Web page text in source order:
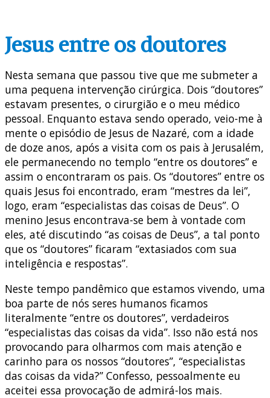
Jesus entre os doutores
Nesta semana que passou tive que me submeter a
uma pequena intervenção cirúrgica. Dois “doutores”
estavam presentes, o cirurgião e o meu médico
pessoal. Enquanto estava sendo operado, veio-me à
mente o episódio de Jesus de Nazaré, com a idade
de doze anos, após a visita com os pais à Jerusalém,
ele permanecendo no templo “entre os doutores” e
assim o encontraram os pais. Os “doutores” entre os
quais Jesus foi encontrado, eram “mestres da lei”,
logo, eram “especialistas das coisas de Deus”. O
menino Jesus encontrava-se bem à vontade com
eles, até discutindo “as coisas de Deus”, a tal ponto
que os “doutores” ficaram “extasiados com sua
inteligência e respostas”.
Neste tempo pandêmico que estamos vivendo, uma
boa parte de nós seres humanos ficamos
literalmente “entre os doutores”, verdadeiros
“especialistas das coisas da vida”. Isso não está nos
provocando para olharmos com mais atenção e
carinho para os nossos “doutores”, “especialistas
das coisas da vida?” Confesso, pessoalmente eu
aceitei essa provocação de admirá-los mais.